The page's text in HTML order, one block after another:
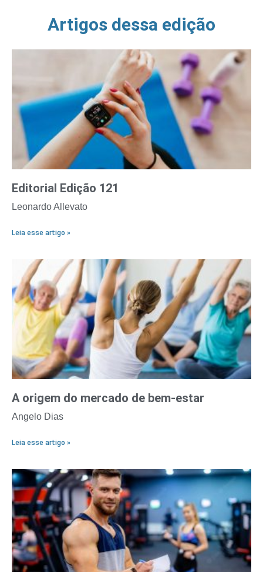
Artigos dessa edição
Editorial Edição 121
Leonardo Allevato
Leia esse artigo »
A origem do mercado de bem-estar
Angelo Dias
Leia esse artigo »